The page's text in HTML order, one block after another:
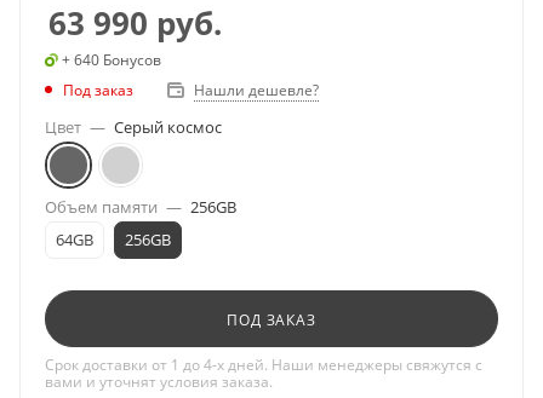
63 990 руб.
+ 640 Бонусов
Под заказ
Нашли дешевле?
Цвет — Серый космос
Объем памяти — 256GB
64GB
256GB
ПОД ЗАКАЗ
Срок доставки от 1 до 4-х дней. Наши менеджеры свяжутся с
вами и уточнят условия заказа.